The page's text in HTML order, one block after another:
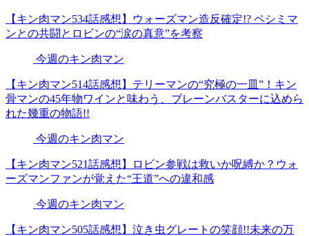
【キン肉マン534話感想】ウォーズマン造反確定!? ペシミマ
ンとの共闘とロビンの“涙の真意”を考察
今週のキン肉マン
【キン肉マン514話感想】テリーマンの“究極の一皿”！キン
骨マンの45年物ワインと味わう、ブレーンバスターに込めら
れた幾重の物語!!
今週のキン肉マン
【キン肉マン521話感想】ロビン参戦は救いか呪縛か？ウォ
ーズマンファンが覚えた“王道”への違和感
今週のキン肉マン
【キン肉マン505話感想】泣き虫グレートの笑顔!!未来の万